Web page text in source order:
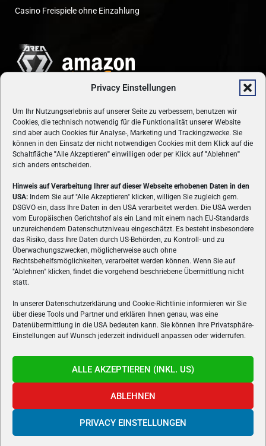
Privacy Einstellungen
Um Ihr Nutzungserlebnis auf unserer Seite zu verbessern, benutzen wir
Cookies, die technisch notwendig für die Funktionalität unserer Website
sind aber auch Cookies für Analyse-, Marketing und Trackingzwecke. Sie
können in den Einsatz der nicht notwendigen Cookies mit dem Klick auf die
Schaltfläche "Alle Akzeptieren" einwilligen oder per Klick auf"Ablehnen"
sich anders entscheiden.
Hinweis auf Verarbeitung Ihrer auf dieser Webseite erhobenen Daten in den
USA: Indem Sie auf "Alle Akzeptieren" klicken, willigen Sie zugleich gem.
DSGVO ein, dass Ihre Daten in den USA verarbeitet werden. Die USA werden
vom Europäischen Gerichtshof als ein Land mit einem nach EU-Standards
unzureichendem Datenschutzniveau eingeschätzt. Es besteht insbesondere
das Risiko, dass Ihre Daten durch US-Behörden, zu Kontroll- und zu
Überwachungszwecken, möglicherweise auch ohne
Rechtsbehelfsmöglichkeiten, verarbeitet werden können. Wenn Sie auf
"Ablehnen" klicken, findet die vorgehend beschriebene Übermittlung nicht
statt.
In unserer Datenschutzerklärung und Cookie-Richtlinie informieren wir Sie
über diese Tools und Partner und erklären Ihnen genau, was eine
Datenübermittlung in die USA bedeuten kann. Sie können Ihre Privatsphäre-
Einstellungen auf Wunsch jederzeit individuell anpassen oder widerrufen.
ALLE AKZEPTIEREN (INKL. US)
ABLEHNEN
PRIVACY EINSTELLUNGEN
Casino Freispiele ohne Einzahlung
ÜBER UNS
VON GAMERN, FÜR GAMER! Gamers.at ist das älteste Online-
Spielemagazin Österreichs und bringt täglich aktuelle News,
Reviews und Videos zu PC- und Konsolenspielen, Gaming-
Hardware und aus der Welt des e-Sport's.
FOLGE UNS
Gamers.at v6 © 1999-2024 All Rights Reserved -Kontakt|Impressum|